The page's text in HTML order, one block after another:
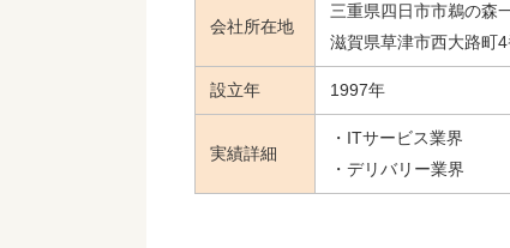
会社所在地
三重県四日市市鵜の森
滋賀県草津市西大路町
設立年 1997年
実績詳細
・ITサービス業界
・デリバリー業界